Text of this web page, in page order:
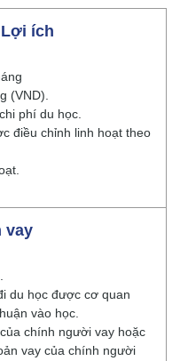
ích
(VND).
phí du học.
điều chỉnh linh hoạt theo
vay
du học được cơ quan
vào học.
chính người vay hoặc
vay của chính người